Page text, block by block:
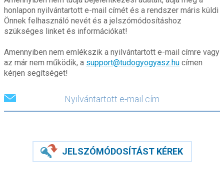
honlapon nyilvántartott e-mail címét és a rendszer máris küldi
Önnek felhasználó nevét és a jelszómódosításhoz
szükséges linket és információkat!
Amennyiben nem emlékszik a nyilvántartott e-mail címre vagy
az már nem működik, a support@tudogyogyasz.hu címen
kérjen segítséget!
JELSZÓMÓDOSÍTÁST KÉREK